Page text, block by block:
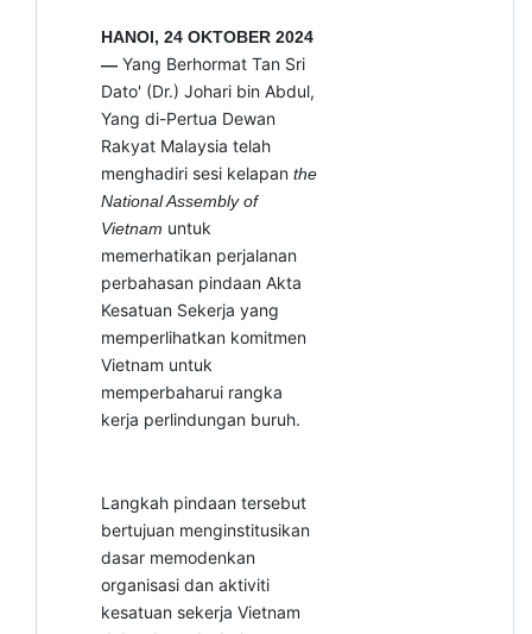
HANOI, 24 OKTOBER 2024
—Yang Berhormat Tan Sri
Dato' (Dr.) Johari bin Abdul,
Yang di-Pertua Dewan
Rakyat Malaysia telah
menghadiri sesi kelapanthe
National Assembly of
Vietnam untuk
memerhatikan perjalanan
perbahasan pindaan Akta
Kesatuan Sekerja yang
memperlihatkan komitmen
Vietnam untuk
memperbaharui rangka
kerja perlindungan buruh.
Langkah pindaan tersebut
bertujuan menginstitusikan
dasar memodenkan
organisasi dan aktiviti
kesatuan sekerja Vietnam